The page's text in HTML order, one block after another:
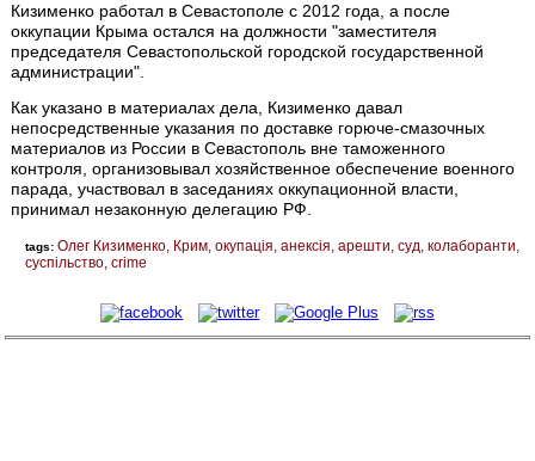
Кизименко работал в Севастополе с 2012 года, а после
оккупации Крыма остался на должности "заместителя
председателя Севастопольской городской государственной
администрации".
Как указано в материалах дела, Кизименко давал
непосредственные указания по доставке горюче-смазочных
материалов из России в Севастополь вне таможенного
контроля, организовывал хозяйственное обеспечение военного
парада, участвовал в заседаниях оккупационной власти,
принимал незаконную делегацию РФ.
tags:Олег Кизименко Крим окупація анексія арешти суд колаборанти
суспільство crime